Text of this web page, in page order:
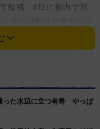
投稿。4日に都内で開
ライブなどが予定され
りへの変ぼうは、どう
なんですね！ 今まで30
たなんて、嘘みたいで
た有希。「30分」の表
った水辺に立つ有希 やっぱ